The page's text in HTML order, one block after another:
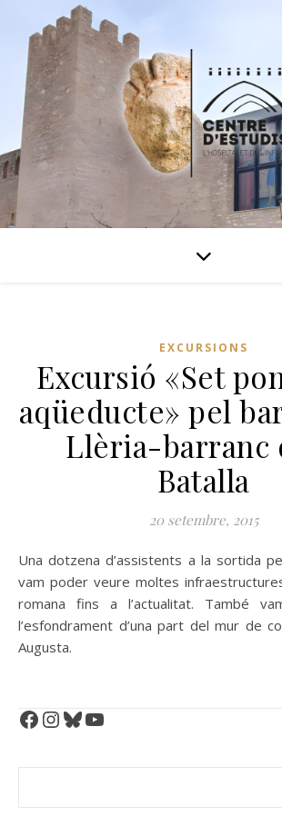
EXCURSIONS
Excursió «Set
aqüeducte» pel
Llèria-barranc
Batalla
20 setembre, 2015
Una dotzena d’assistents a la sortida pel barranc en què
vam poder veure moltes
romana fins a l’actualitat. També
l’esfondrament d’una part del mur de
Augusta.
Facebook
Instagram
BlueskyYouTube